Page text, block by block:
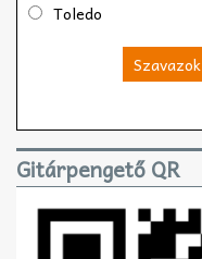
Toledo
Szavazok
Gitárpengető QR